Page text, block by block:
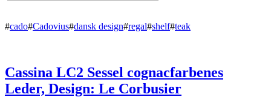
#cado#Cadovius#dansk design#regal#shelf#teak
Cassina LC2 Sessel cognacfarbenes
Leder, Design: Le Corbusier